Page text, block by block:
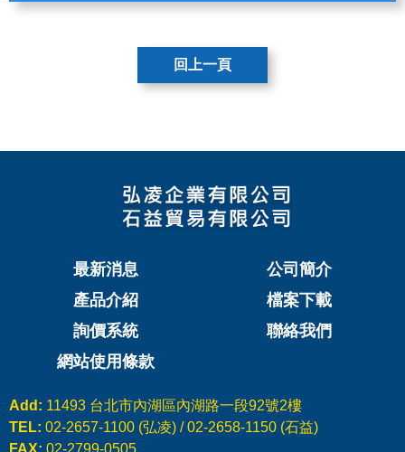
回上一頁
最新消息
公司簡介
產品介紹
檔案下載
詢價系統
聯絡我們
網站使用條款
Add: 11493 台北市內湖區內湖路一段92號2樓
TEL: 02-2657-1100 (弘凌) / 02-2658-1150 (石益)